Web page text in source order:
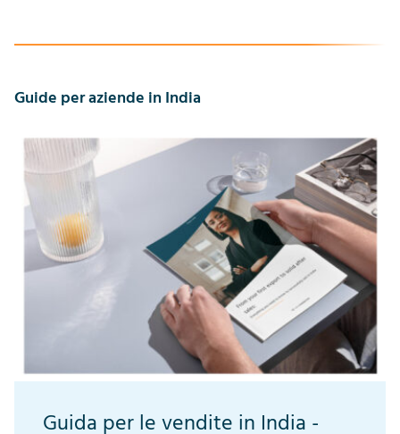
Guide per aziende in India
Guida per le vendite in India -